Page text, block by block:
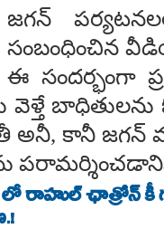
జగన్
సంబంధించిన
ఈ సందర్భంగా
వెళ్తే
కానీ జగన్
రాహుల్ ఛాత్రోన్ కీ